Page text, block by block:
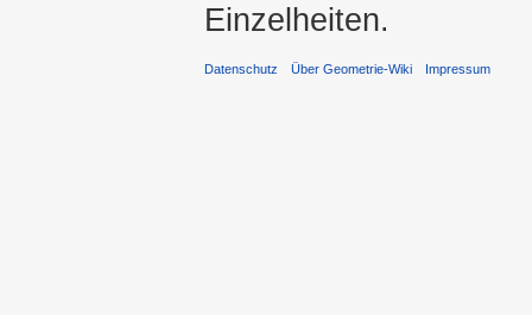
Einzelheiten.
Datenschutz Über Geometrie-Wiki Impressum